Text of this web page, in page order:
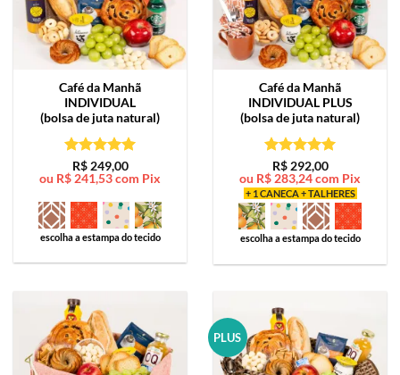
Café da Manhã
INDIVIDUAL
(bolsa de juta natural)
Avaliação5
de 5
R$249,00
ou R$ 241,53com Pix
escolha a estampa do tecido
Café da Manhã
INDIVIDUAL PLUS
(bolsa de juta natural)
Avaliação5
de 5
R$292,00
ou R$ 283,24com Pix
+ 1 CANECA + TALHERES
escolha a estampa do tecido
PLUS